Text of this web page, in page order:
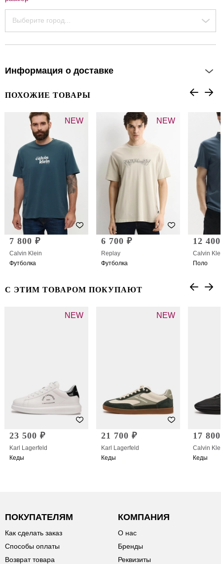
Выберите город...
Информация о доставке
ПОХОЖИЕ ТОВАРЫ
NEW
7 800 ₽
Calvin Klein
Футболка
NEW
6 700 ₽
Replay
Футболка
12
Calvin
Поло
С ЭТИМ ТОВАРОМ ПОКУПАЮТ
NEW
23 500 ₽
Karl Lagerfeld
Кеды
NEW
21 700 ₽
Karl Lagerfeld
Кеды
17
Calvin
Кеды
ПОКУПАТЕЛЯМ
Как сделать заказ
Способы оплаты
Возврат товара
КОМПАНИЯ
О нас
Бренды
Реквизиты